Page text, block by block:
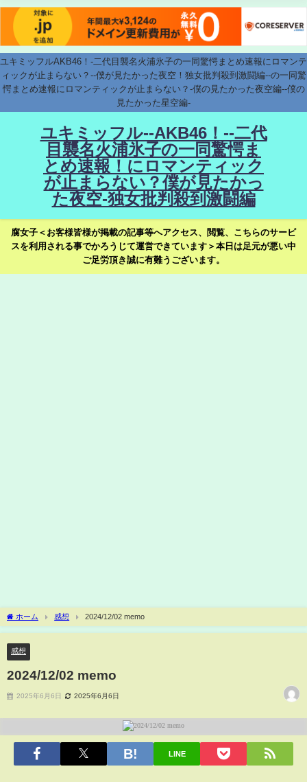
ユキミッフルAKB46！-二代目襲名火浦氷子の一同驚愕まとめ速報にロマンテ
ィックが止まらない？--僕が見たかった夜空！独女批判殺到激闘編--の一同驚
愕まとめ速報にロマンティックが止まらない？-僕の見たかった夜空編--僕の
見たかった星空編-
ユキミッフル--AKB46！--二代
目襲名火浦氷子の一同驚愕ま
とめ速報！にロマンティック
が止まらない？僕が見たかっ
た夜空-独女批判殺到激闘編
腐女子＜お客様皆様が掲載の記事等へアクセス、閲覧、こちらのサービ
スを利用される事でかろうじて運営できています＞本日は足元が悪い中
ご足労頂き誠に有難うございます。
ホーム 感想 2024/12/02 memo
感想
2024/12/02 memo
2025年6月6日 2025年6月6日
LINE